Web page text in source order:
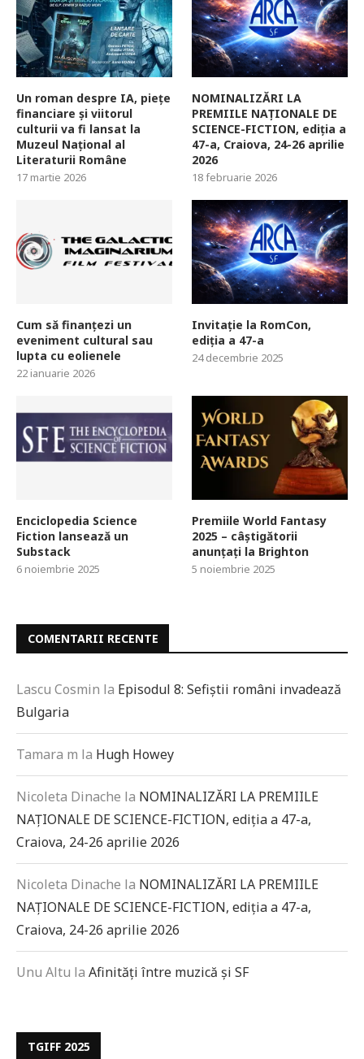
Un roman despre IA, piețe
financiare și viitorul
culturii va fi lansat la
Muzeul Național al
Literaturii Române
17 martie 2026
NOMINALIZĂRI LA
PREMIILE NAȚIONALE DE
SCIENCE-FICTION, ediția a
47-a, Craiova, 24-26 aprilie
2026
18 februarie 2026
Cum să finanțezi un
eveniment cultural sau
lupta cu eolienele
22 ianuarie 2026
Invitație la RomCon,
ediția a 47-a
24 decembrie 2025
Enciclopedia Science
Fiction lansează un
Substack
6 noiembrie 2025
Premiile World Fantasy
2025 – câștigătorii
anunțați la Brighton
5 noiembrie 2025
COMENTARII RECENTE
Lascu Cosmin la Episodul 8: Sefiștii români invadează
Bulgaria
Tamara m la Hugh Howey
Nicoleta Dinache la NOMINALIZĂRI LA PREMIILE
NAȚIONALE DE SCIENCE-FICTION, ediția a 47-a,
Craiova, 24-26 aprilie 2026
Nicoleta Dinache la NOMINALIZĂRI LA PREMIILE
NAȚIONALE DE SCIENCE-FICTION, ediția a 47-a,
Craiova, 24-26 aprilie 2026
Unu Altu la Afinități între muzică și SF
TGIFF 2025